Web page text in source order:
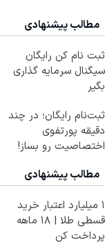
مطالب پیشنهادی
ثبت نام کن رایگان
سیگنال سرمایه گذاری
بگیر
ثبت‌نام رایگان؛ در چند
دقیقه پورتفوی
اختصاصیت رو بساز!
مطالب پیشنهادی
۱ میلیارد اعتبار خرید
قسطی طلا | ۱۸ ماهه
پرداخت کن